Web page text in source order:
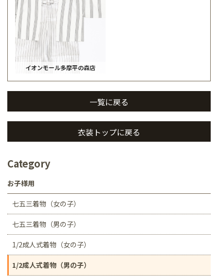
イオンモール多摩平の森店
一覧に戻る
衣装トップに戻る
Category
お子様用
七五三着物（女の子）
七五三着物（男の子）
1/2成人式着物（女の子）
1/2成人式着物（男の子）